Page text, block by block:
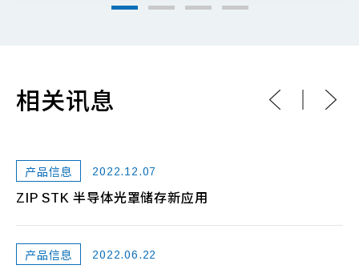
相关讯息
产品信息 2022.12.07
ZIP STK 半导体光罩储存新应用
产品信息 2022.06.22